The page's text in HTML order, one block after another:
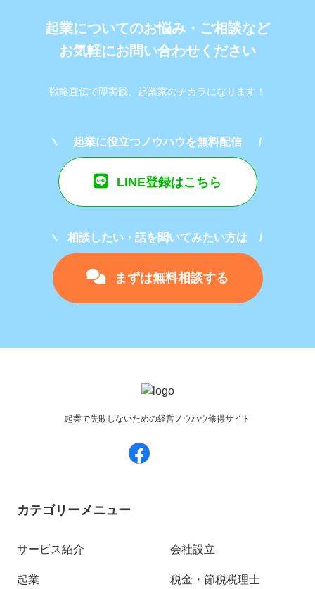
起業についてのお悩み・ご相談など
お気軽にお問い合わせください
戦略直伝で即実践、起業家のチカラになります！
起業に役立つノウハウを無料配信
LINE登録はこちら
相談したい・話を聞いてみたい方は
まずは無料相談する
起業で失敗しないための経営ノウハウ修得サイト
カテゴリーメニュー
サービス紹介
起業
会社設立
税金・節税税理士